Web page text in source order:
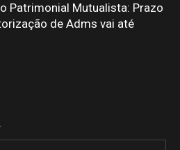
Patrimonial Mutualista: Prazo
de Adms vai até